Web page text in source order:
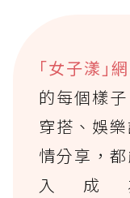
｢女子漾｣
的每個樣
穿搭、娛
情分享，
入成